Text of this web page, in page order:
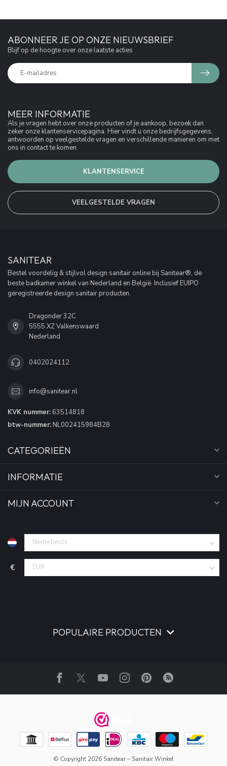
MEER INFORMATIE
Als je vragen hebt over onze producten of je aankoop, bezoek dan
zeker onze klantenservicepagina. Hier vindt u onze bedrijfsgegevens,
antwoorden op veelgestelde vragen en verschillende manieren om met
ons in contact te komen.
KLANTENSERVICE
VEELGESTELDE VRAGEN
ABONNEER JE OP ONZE NIEUWSBRIEF
Blijf op de hoogte over onze laatste acties
SANITEAR
Bestel voordelig & stijlvol design sanitair online bij Sanitear®, de
beste badkamer winkel van Nederland en België. Inclusief EUIPO
geregistreerde design sanitair producten.
Dragonder 32C
5555 XZ Valkenswaard
Nederland
0402024112
info@sanitear.nl
KVK nummer: 63514818
btw-nummer: NL002415984B28
CATEGORIEËN
INFORMATIE
MIJN ACCOUNT
€
POPULAIRE PRODUCTEN
© Copyright 2026 Sanitear – Sanitair Winkel